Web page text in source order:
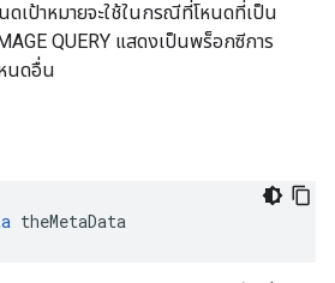
ดเป้าหมายจะใช้ในกรณีที่โหนดที่เป็น
QUERY แสดงเป็นพร็อกซีการ
นดอื่น
theMetaData